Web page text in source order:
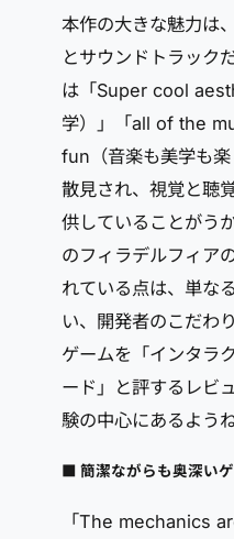
本作の大きな魅力は
とサウンドトラック
は「Super cool
学）」「all of the
fun（音楽も美学も
散見され、視覚と聴
供していることがう
のフィラデルフィア
れている点は、単な
い、開発者のこだわ
ゲームを「インタラ
ード」と評するレビ
験の中心にあるようね
■ 簡潔ながらも奥深い
「The mechanics